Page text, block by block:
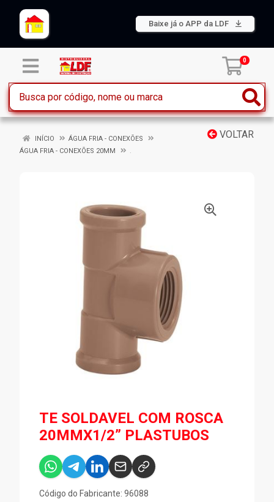
Baixe já o APP da LDF
0
VOLTAR
INÍCIO
ÁGUA FRIA - CONEXÕES
ÁGUA FRIA - CONEXÕES 20MM
.
TE SOLDAVEL COM ROSCA
20MMX1/2” PLASTUBOS
Código do Fabricante: 96088